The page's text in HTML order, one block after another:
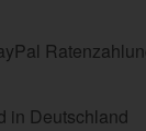
in Deutschland